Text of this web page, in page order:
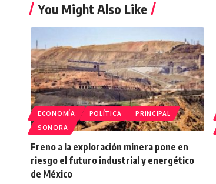
You Might Also Like
ECONOMÍA POLÍTICA
PRINCIPAL
SONORA
Freno a la exploración minera pone en
riesgo el futuro industrial y energético
de México